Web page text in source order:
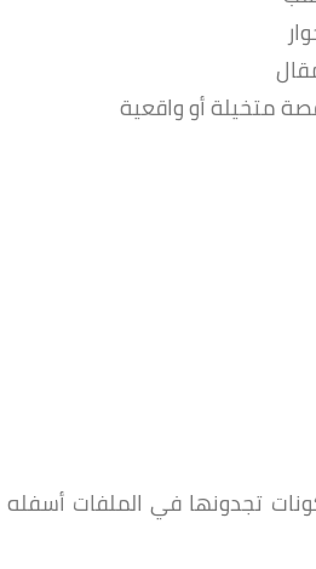
متخيلة أو واقعية
تجدونها في الملفات أسفله